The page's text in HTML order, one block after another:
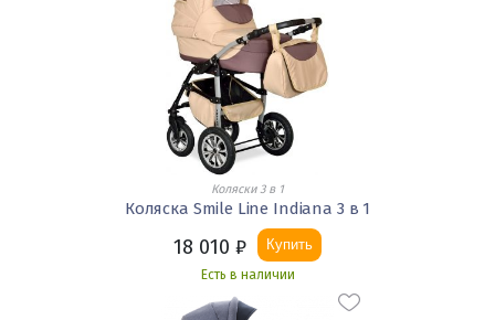
Коляски 3 в 1
Коляска Smile Line Indiana 3 в 1
18 010 ₽ Купить
Есть в наличии